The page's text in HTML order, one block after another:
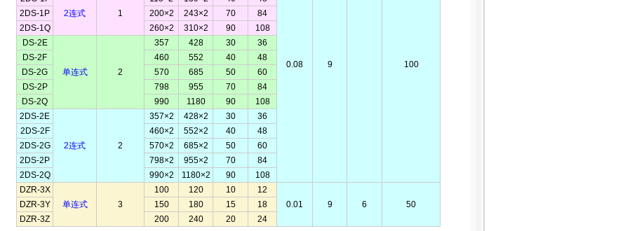
0.08 9 100
2连式
1
2DS-1P
200×2 243×2 70
84
2DS-1Q
260×2 310×2 90
108
DS-2E
单连式 2
357 428 30
36
DS-2F
460 552 40
48
DS-2G
570 685 50
60
DS-2P
798 955 70
84
DS-2Q
990 1180 90
108
2DS-2E
2连式 2
357×2 428×2 30
36
2DS-2F
460×2 552×2 40
48
2DS-2G
570×2 685×2 50
60
2DS-2P
798×2 955×2 70
84
2DS-2Q
990×2 1180×2 90
108
DZR-3X
单连式
3
100 120 10
12
0.01
9 6 50
DZR-3Y 150 180 15
18
DZR-3Z
200 240 20 24